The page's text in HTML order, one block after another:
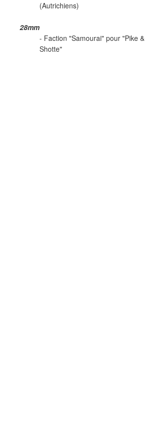
(Autrichiens)
28mm
- Faction "Samourai" pour "Pike &
Shotte"